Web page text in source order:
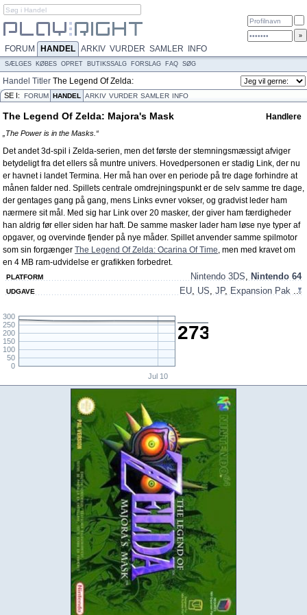
FORUM HANDEL ARKIV VURDER SAMLER INFO
SÆLGES KØBES OPRET BUTIKSSALG FORSLAG FAQ SØG
Handel Titler The Legend Of Zelda:
Majora's Mask
SE I: FORUM HANDEL ARKIV VURDER SAMLER INFO
The Legend Of Zelda: Majora's Mask Handlere
„The Power is in the Masks.“
Det andet 3d-spil i Zelda-serien, men det første der stemningsmæssigt afviger
betydeligt fra det ellers så muntre univers. Hovedpersonen er stadig Link, der nu
er havnet i landet Termina. Her må han over en periode på tre dage forhindre at
månen falder ned. Spillets centrale omdrejningspunkt er de selv samme tre dage,
der gentages gang på gang, mens Links evner vokser, og gradvist leder ham
nærmere sit mål. Med sig har Link over 20 masker, der giver ham færdigheder
han aldrig før eller siden har haft. De samme masker lader ham løse nye typer af
opgaver, og overvinde fjender på nye måder. Spillet anvender samme spilmotor
som sin forgænger The Legend Of Zelda: Ocarina Of Time, men med kravet om
en 4 MB ram-udvidelse er grafikken forbedret.
PLATFORM Nintendo 3DS, Nintendo 64
UDGAVE EU, US, JP, Expansion Pak ...
Jul 10
0
50
100
150
200
250
300
273,-